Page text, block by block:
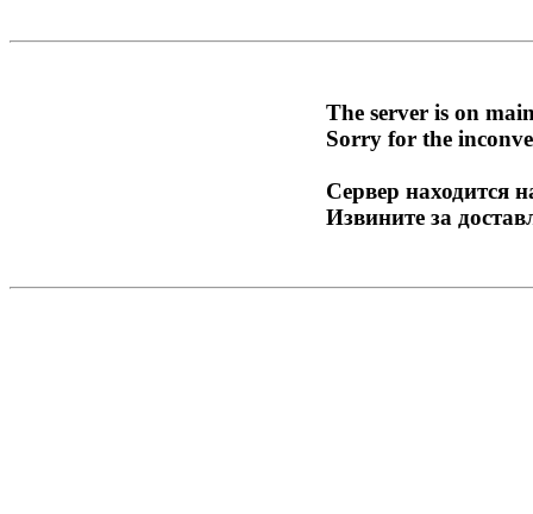
The server is on
Sorry for the
Сервер находится
Извините за